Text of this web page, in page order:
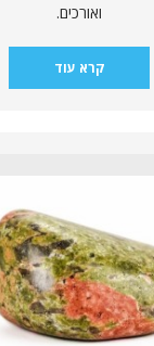
ואורכים.
קרא עוד